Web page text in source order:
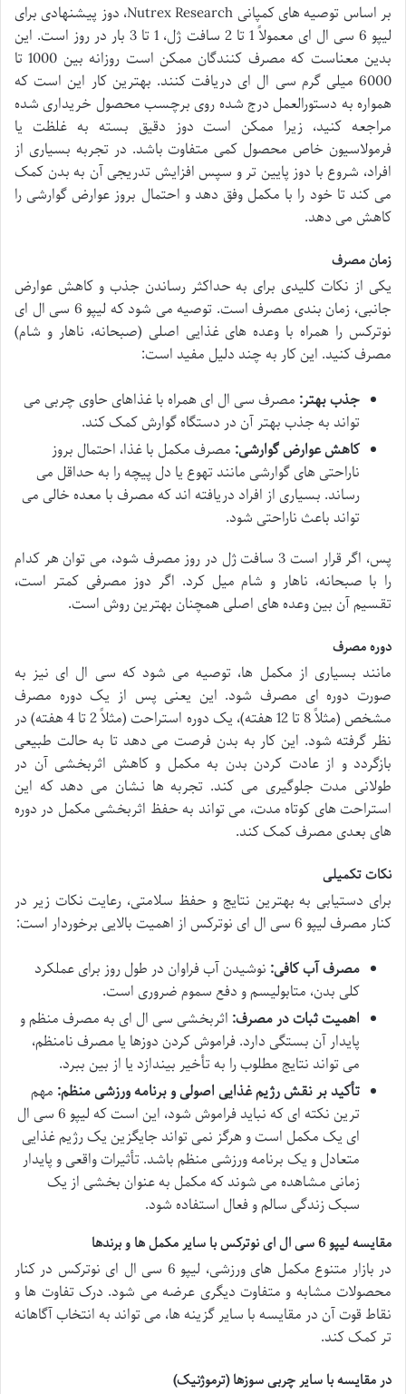
بر اساس توصیه های کمپانی Nutrex Research، دوز پیشنهادی برای
لیپو 6 سی ال ای معمولاً 1 تا 2 سافت ژل، 1 تا 3 بار در روز است. این
بدین معناست که مصرف کنندگان ممکن است روزانه بین 1000 تا
6000 میلی گرم سی ال ای دریافت کنند. بهترین کار این است که
همواره به دستورالعمل درج شده روی برچسب محصول خریداری شده
مراجعه کنید، زیرا ممکن است دوز دقیق بسته به غلظت یا
فرمولاسیون خاص محصول کمی متفاوت باشد. در تجربه بسیاری از
افراد، شروع با دوز پایین تر و سپس افزایش تدریجی آن به بدن کمک
می کند تا خود را با مکمل وفق دهد و احتمال بروز عوارض گوارشی را
کاهش می دهد.
زمان مصرف
یکی از نکات کلیدی برای به حداکثر رساندن جذب و کاهش عوارض
جانبی، زمان بندی مصرف است. توصیه می شود که لیپو 6 سی ال ای
نوترکس را همراه با وعده های غذایی اصلی (صبحانه، ناهار و شام)
مصرف کنید. این کار به چند دلیل مفید است:
جذب بهتر: مصرف سی ال ای همراه با غذاهای حاوی چربی می
تواند به جذب بهتر آن در دستگاه گوارش کمک کند.
کاهش عوارض گوارشی: مصرف مکمل با غذا، احتمال بروز
ناراحتی های گوارشی مانند تهوع یا دل پیچه را به حداقل می
رساند. بسیاری از افراد دریافته اند که مصرف با معده خالی می
تواند باعث ناراحتی شود.
پس، اگر قرار است 3 سافت ژل در روز مصرف شود، می توان هر کدام
را با صبحانه، ناهار و شام میل کرد. اگر دوز مصرفی کمتر است،
تقسیم آن بین وعده های اصلی همچنان بهترین روش است.
دوره مصرف
مانند بسیاری از مکمل ها، توصیه می شود که سی ال ای نیز به
صورت دوره ای مصرف شود. این یعنی پس از یک دوره مصرف
مشخص (مثلاً 8 تا 12 هفته)، یک دوره استراحت (مثلاً 2 تا 4 هفته) در
نظر گرفته شود. این کار به بدن فرصت می دهد تا به حالت طبیعی
بازگردد و از عادت کردن بدن به مکمل و کاهش اثربخشی آن در
طولانی مدت جلوگیری می کند. تجربه ها نشان می دهد که این
استراحت های کوتاه مدت، می تواند به حفظ اثربخشی مکمل در دوره
های بعدی مصرف کمک کند.
نکات تکمیلی
برای دستیابی به بهترین نتایج و حفظ سلامتی، رعایت نکات زیر در
کنار مصرف لیپو 6 سی ال ای نوترکس از اهمیت بالایی برخوردار است:
مصرف آب کافی: نوشیدن آب فراوان در طول روز برای عملکرد
کلی بدن، متابولیسم و دفع سموم ضروری است.
اهمیت ثبات در مصرف: اثربخشی سی ال ای به مصرف منظم و
پایدار آن بستگی دارد. فراموش کردن دوزها یا مصرف نامنظم،
می تواند نتایج مطلوب را به تأخیر بیندازد یا از بین ببرد.
تأکید بر نقش رژیم غذایی اصولی و برنامه ورزشی منظم: مهم
ترین نکته ای که نباید فراموش شود، این است که لیپو 6 سی ال
ای یک مکمل است و هرگز نمی تواند جایگزین یک رژیم غذایی
متعادل و یک برنامه ورزشی منظم باشد. تأثیرات واقعی و پایدار
زمانی مشاهده می شوند که مکمل به عنوان بخشی از یک
سبک زندگی سالم و فعال استفاده شود.
مقایسه لیپو 6 سی ال ای نوترکس با سایر مکمل ها و برندها
در بازار متنوع مکمل های ورزشی، لیپو 6 سی ال ای نوترکس در کنار
محصولات مشابه و متفاوت دیگری عرضه می شود. درک تفاوت ها و
نقاط قوت آن در مقایسه با سایر گزینه ها، می تواند به انتخاب آگاهانه
تر کمک کند.
در مقایسه با سایر چربی سوزها (ترموژنیک)